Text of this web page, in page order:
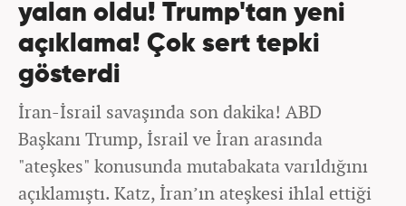
yalan oldu! Trump'tan yeni
açıklama! Çok sert tepki
gösterdi
İran-İsrail savaşında son dakika! ABD
Başkanı Trump, İsrail ve İran arasında
"ateşkes" konusunda mutabakata varıldığını
açıklamıştı. Katz, İran’ın ateşkesi ihlal ettiği